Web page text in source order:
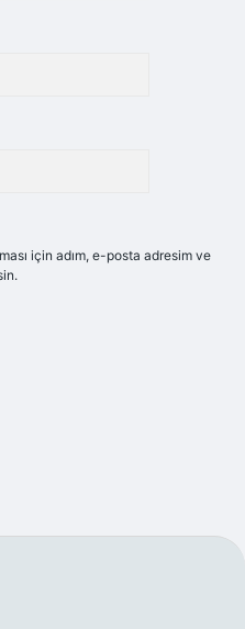
için adım, e-posta adresim ve